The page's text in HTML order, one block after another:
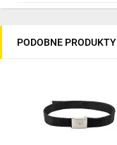
PODOBNE PRODUKTY